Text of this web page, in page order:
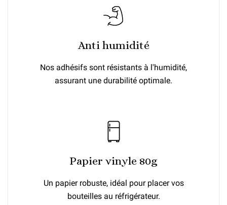
Anti humidité
Nos adhésifs sont résistants à l'humidité,
assurant une durabilité optimale.
Papier vinyle 80g
Un papier robuste, idéal pour placer vos
bouteilles au réfrigérateur.